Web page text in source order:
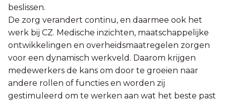
beslissen.
De zorg verandert continu, en daarmee ook het
werk bij CZ. Medische inzichten, maatschappelijke
ontwikkelingen en overheidsmaatregelen zorgen
voor een dynamisch werkveld. Daarom krijgen
medewerkers de kans om door te groeien naar
andere rollen of functies en worden zij
gestimuleerd om te werken aan wat het beste past